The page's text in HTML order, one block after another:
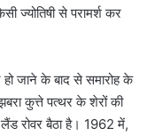
ज्योतिषी से परामर्श कर
जाने के बाद से समारोह के
कुत्ते पत्थर के शेरों की
रोवर बैठा है। 1962 में,